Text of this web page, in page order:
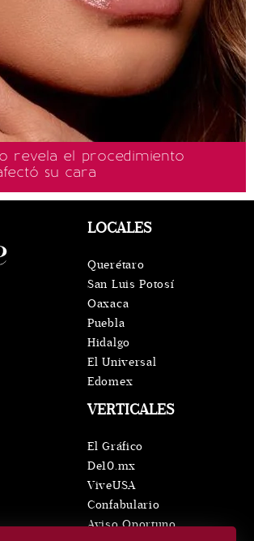
revela el procedimiento
su cara
VERTICALES
El Gráfico
De10.mx
ViveUSA
Confabulario
Aviso Oportuno
LOCALES
Querétaro
San Luis Potosí
Oaxaca
Puebla
Hidalgo
El Universal
Edomex